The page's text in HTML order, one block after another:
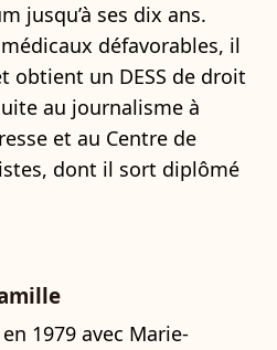
jusqu’à ses dix ans.
défavorables, il
obtient un DESS de droit
au journalisme à
et au Centre de
dont il sort diplômé
1979 avec Marie-